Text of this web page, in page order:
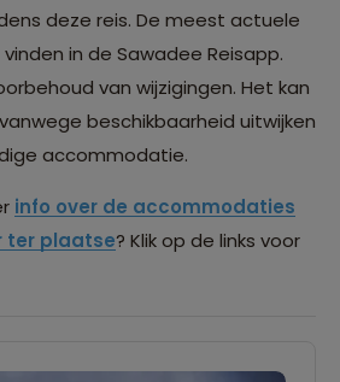
deze reis. De meest actuele
in de Sawadee Reisapp.
van wijzigingen. Het kan
beschikbaarheid uitwijken
accommodatie.
info over de accommodaties
ter plaatse? Klik op de links voor